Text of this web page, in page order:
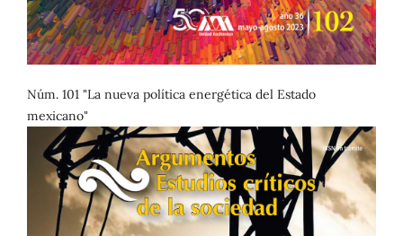
Núm. 101 "La nueva política energética del Estado
mexicano"